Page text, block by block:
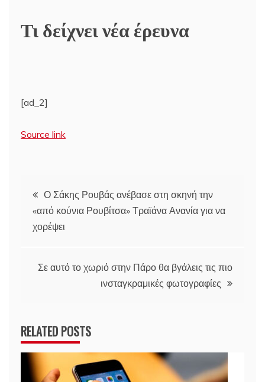
Τι δείχνει νέα έρευνα
[ad_2]
Source link
Πλοήγηση
άρθρων
Ο Σάκης Ρουβάς ανέβασε στη σκηνή την
«από κούνια Ρουβίτσα» Τραϊάνα Ανανία για να
χορέψει
Σε αυτό το χωριό στην Πάρο θα βγάλεις τις πιο
ινσταγκραμικές φωτογραφίες
RELATED POSTS